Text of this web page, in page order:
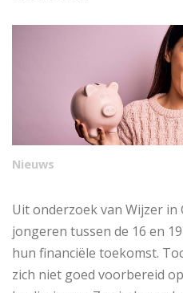
Nieuws
Uit onderzoek van Wijzer in
jongeren tussen de 16 en
hun financiële toekomst.
zich niet goed voorbereid